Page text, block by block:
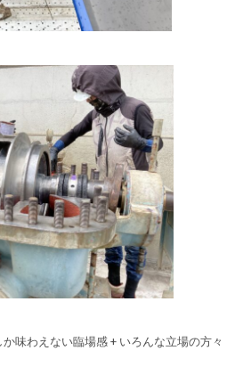
い臨場感 + いろんな立場の方々